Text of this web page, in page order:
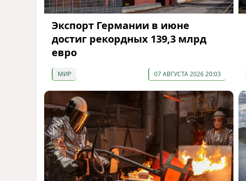
Экспорт Германии в июне
достиг рекордных 139,3 млрд
евро
МИР 07 АВГУСТА 2026 20:03